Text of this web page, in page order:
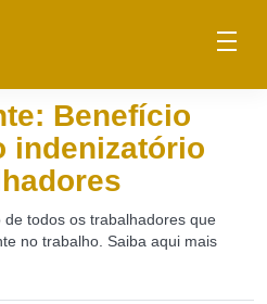
Benefício
indenizatório
todos os trabalhadores que
no trabalho. Saiba aqui mais